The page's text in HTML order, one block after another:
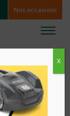
Nos occasions
435I
X